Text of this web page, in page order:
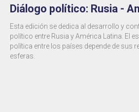
Diálogo político: Rusia -
Esta edición se dedica al desarrollo y
político entre Rusia y América Latina. El
política entre los países depende de sus
esferas.